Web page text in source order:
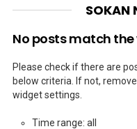
SOKAN
No posts match
Please check if there are
below criteria. If not,
widget settings.
Time range: all